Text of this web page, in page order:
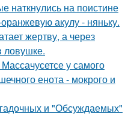
наткнулись на поистине
акулу - няньку.
жертву, а через
ловушке.
у самого
енота - мокрого и
и "Обсуждаемых"